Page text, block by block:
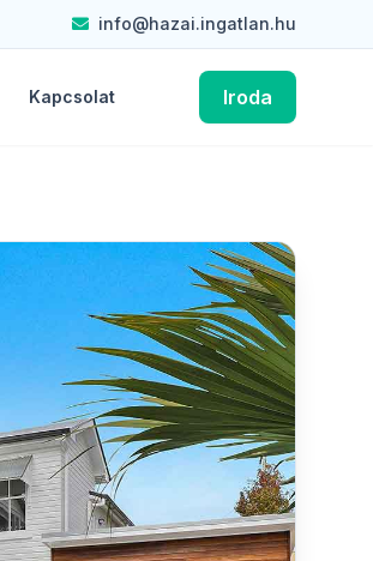
info@hazai.ingatlan.hu
Kapcsolat Iroda